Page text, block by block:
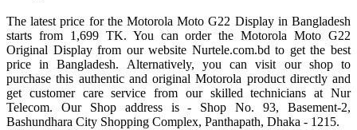
The latest price for the Motorola Moto G22 Display in Bangladesh
starts from 1,699 TK. You can order the Motorola Moto G22
Original Display from our website Nurtele.com.bd to get the best
price in Bangladesh. Alternatively, you can visit our shop to
purchase this authentic and original Motorola product directly and
get customer care service from our skilled technicians at Nur
Telecom. Our Shop address is - Shop No. 93, Basement-2,
Bashundhara City Shopping Complex, Panthapath, Dhaka - 1215.